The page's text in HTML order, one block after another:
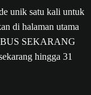
unik satu kali untuk
di halaman utama
SEKARANG
hingga 31